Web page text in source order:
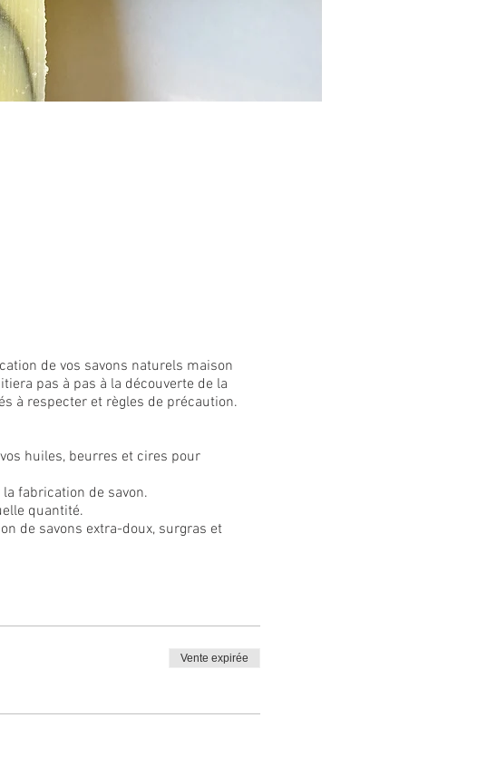
de vos savons naturels maison
pas à pas à la découverte de la
à respecter et règles de précaution.
huiles, beurres et cires pour
fabrication de savon.
quantité.
de savons extra-doux, surgras et
Vente expirée